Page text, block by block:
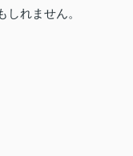
れません。